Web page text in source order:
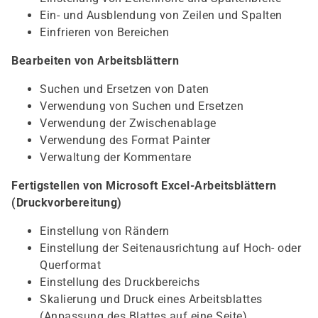
Ein- und Ausblendung von Zeilen und Spalten
Einfrieren von Bereichen
Bearbeiten von Arbeitsblättern
Suchen und Ersetzen von Daten
Verwendung von Suchen und Ersetzen
Verwendung der Zwischenablage
Verwendung des Format Painter
Verwaltung der Kommentare
Fertigstellen von Microsoft Excel-Arbeitsblättern
(Druckvorbereitung)
Einstellung von Rändern
Einstellung der Seitenausrichtung auf Hoch- oder
Querformat
Einstellung des Druckbereichs
Skalierung und Druck eines Arbeitsblattes